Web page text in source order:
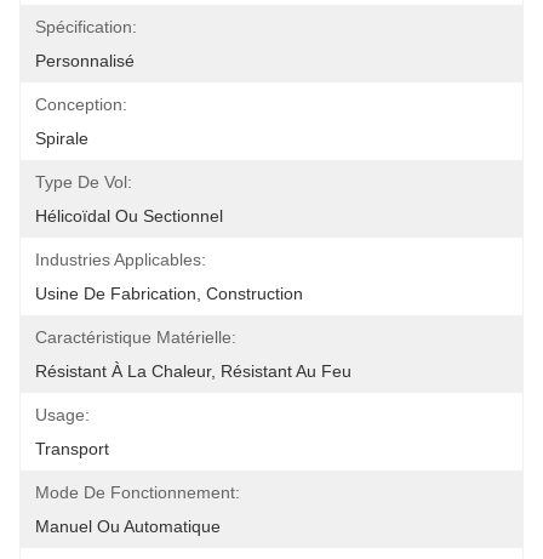
Spécification:
Personnalisé
Conception:
Spirale
Type De Vol:
Hélicoïdal Ou Sectionnel
Industries Applicables:
Usine De Fabrication, Construction
Caractéristique Matérielle:
Résistant À La Chaleur, Résistant Au Feu
Usage:
Transport
Mode De Fonctionnement:
Manuel Ou Automatique